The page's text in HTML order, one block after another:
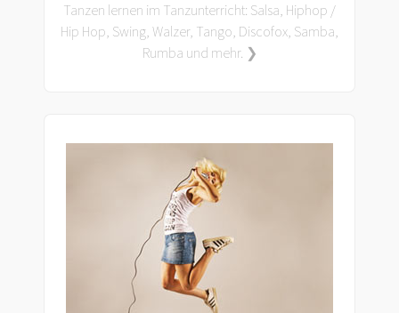
Tanzen lernen im Tanzunterricht: Salsa, Hiphop /
Hip Hop, Swing, Walzer, Tango, Discofox, Samba,
Rumba und mehr. ❯